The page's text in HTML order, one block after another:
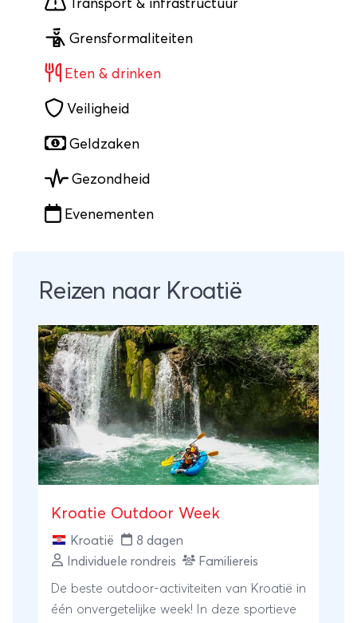
Transport & infrastructuur
Grensformaliteiten
Eten & drinken
Veiligheid
Geldzaken
Gezondheid
Evenementen
Reizen naar Kroatië
Kroatie Outdoor Week
Kroatië
8 dagen
Individuele rondreis
Familiereis
De beste outdoor-activiteiten van Kroatië in
één onvergetelijke week! In deze sportieve